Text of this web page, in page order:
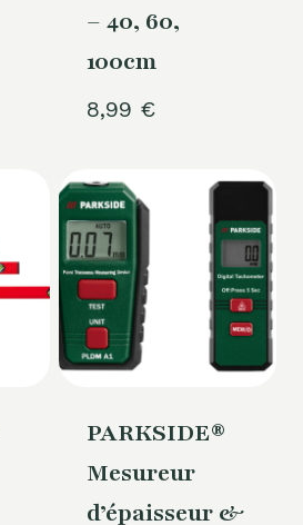
– 40, 60,
100cm
8,99 €
PARKSIDE®
Mesureur
d’épaisseur &